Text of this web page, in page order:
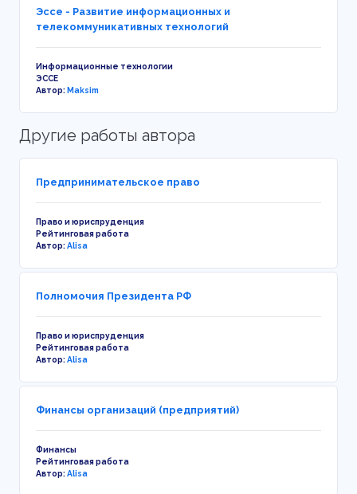
Эссе - Развитие информационных и
телекоммуникативных технологий
Информационные технологии
ЭССЕ
Автор:Maksim
Другие работы автора
Предпринимательское право
Право и юриспруденция
Рейтинговая работа
Автор:Alisa
Полномочия Президента РФ
Право и юриспруденция
Рейтинговая работа
Автор:Alisa
Финансы организаций (предприятий)
Финансы
Рейтинговая работа
Автор:Alisa